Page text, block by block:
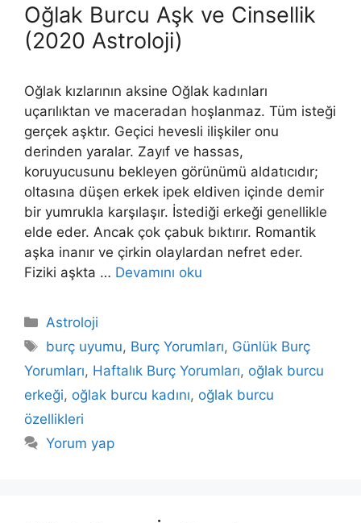
Oğlak Burcu Aşk ve Cinsellik
(2020 Astroloji)
Oğlak kızlarının aksine Oğlak kadınları
uçarılıktan ve maceradan hoş­lanmaz. Tüm isteği
gerçek aşktır. Geçici hevesli ilişkiler onu
derinden ya­ralar. Zayıf ve hassas,
koruyucusunu bekleyen görünümü aldatıcıdır;
olta­sına düşen erkek ipek eldiven içinde demir
bir yumrukla karşılaşır. İstedi­ği erkeği genellikle
elde eder. Ancak çok çabuk bıktırır. Romantik
aşka ina­nır ve çirkin olaylardan nefret eder.
Fiziki aşkta … Devamını oku
Kategoriler
Astroloji
Etiketler
burç uyumu, Burç Yorumları, Günlük Burç
Yorumları, Haftalık Burç Yorumları, oğlak burcu
erkeği, oğlak burcu kadını, oğlak burcu
özellikleri
Yorum yap